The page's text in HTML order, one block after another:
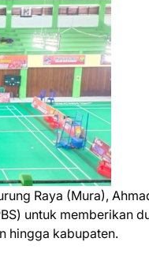
Raya (Mura),
untuk memberikan
hingga kabupaten.